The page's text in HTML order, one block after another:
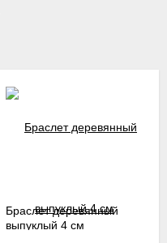
Браслет деревянный
выпуклый 4 см